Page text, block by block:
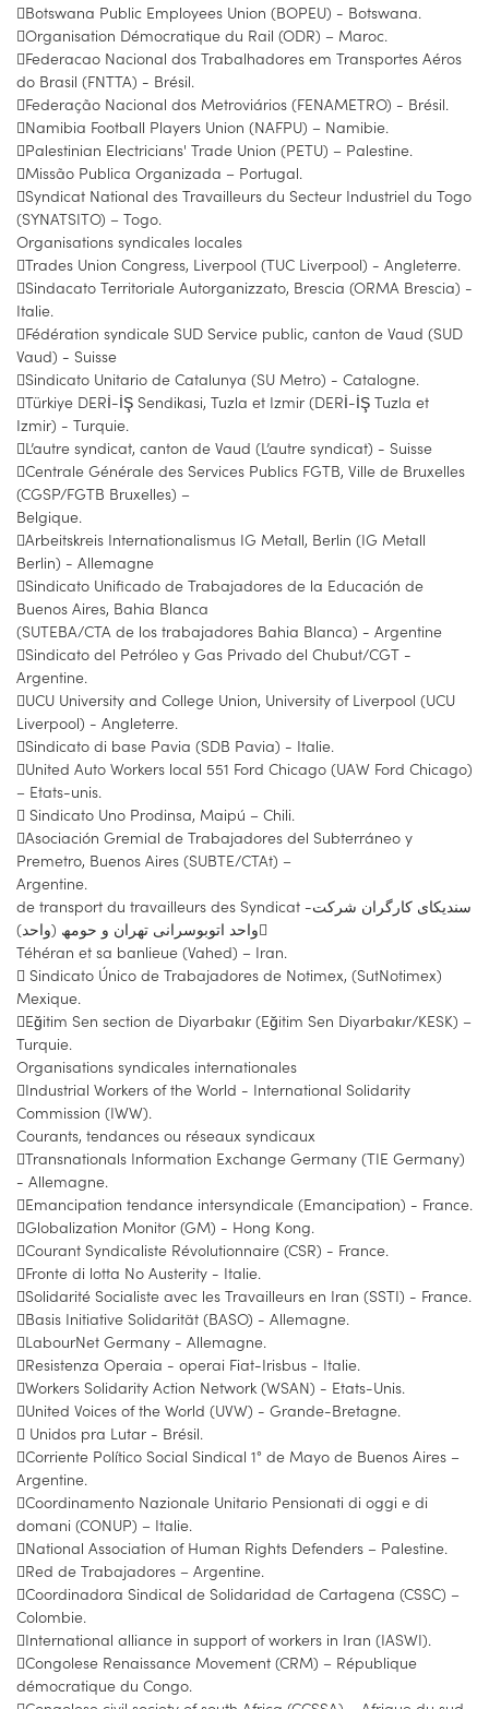
Botswana Public Employees Union (BOPEU) - Botswana.
Organisation Démocratique du Rail (ODR) – Maroc.
Federacao Nacional dos Trabalhadores em Transportes Aéros
do Brasil (FNTTA) - Brésil.
Federação Nacional dos Metroviários (FENAMETRO) - Brésil.
Namibia Football Players Union (NAFPU) – Namibie.
Palestinian Electricians' Trade Union (PETU) – Palestine.
Missão Publica Organizada – Portugal.
Syndicat National des Travailleurs du Secteur Industriel du Togo
(SYNATSITO) – Togo.
Organisations syndicales locales
Trades Union Congress, Liverpool (TUC Liverpool) - Angleterre.
Sindacato Territoriale Autorganizzato, Brescia (ORMA Brescia) -
Italie.
Fédération syndicale SUD Service public, canton de Vaud (SUD
Vaud) - Suisse
Sindicato Unitario de Catalunya (SU Metro) - Catalogne.
Türkiye DERİ-İŞ Sendikasi, Tuzla et Izmir (DERİ-İŞ Tuzla et
Izmir) - Turquie.
L’autre syndicat, canton de Vaud (L’autre syndicat) - Suisse
Centrale Générale des Services Publics FGTB, Ville de Bruxelles
(CGSP/FGTB Bruxelles) –
Belgique.
Arbeitskreis Internationalismus IG Metall, Berlin (IG Metall
Berlin) - Allemagne
Sindicato Unificado de Trabajadores de la Educación de
Buenos Aires, Bahia Blanca
(SUTEBA/CTA de los trabajadores Bahia Blanca) - Argentine
Sindicato del Petróleo y Gas Privado del Chubut/CGT -
Argentine.
UCU University and College Union, University of Liverpool (UCU
Liverpool) - Angleterre.
Sindicato di base Pavia (SDB Pavia) - Italie.
United Auto Workers local 551 Ford Chicago (UAW Ford Chicago)
– Etats-unis.
 Sindicato Uno Prodinsa, Maipú – Chili.
Asociación Gremial de Trabajadores del Subterráneo y
Premetro, Buenos Aires (SUBTE/CTAt) –
Argentine.
de transport du travailleurs des Syndicat -سندیکای کارگران شرکت
واحد اتوبوسرانی تھران و حومھ (واحد)
Téhéran et sa banlieue (Vahed) – Iran.
 Sindicato Único de Trabajadores de Notimex, (SutNotimex)
Mexique.
Eğitim Sen section de Diyarbakır (Eğitim Sen Diyarbakır/KESK) –
Turquie.
Organisations syndicales internationales
Industrial Workers of the World - International Solidarity
Commission (IWW).
Courants, tendances ou réseaux syndicaux
Transnationals Information Exchange Germany (TIE Germany)
- Allemagne.
Emancipation tendance intersyndicale (Emancipation) - France.
Globalization Monitor (GM) - Hong Kong.
Courant Syndicaliste Révolutionnaire (CSR) - France.
Fronte di lotta No Austerity - Italie.
Solidarité Socialiste avec les Travailleurs en Iran (SSTI) - France.
Basis Initiative Solidarität (BASO) - Allemagne.
LabourNet Germany - Allemagne.
Resistenza Operaia - operai Fiat-Irisbus - Italie.
Workers Solidarity Action Network (WSAN) - Etats-Unis.
United Voices of the World (UVW) - Grande-Bretagne.
 Unidos pra Lutar - Brésil.
Corriente Político Social Sindical 1° de Mayo de Buenos Aires –
Argentine.
Coordinamento Nazionale Unitario Pensionati di oggi e di
domani (CONUP) – Italie.
National Association of Human Rights Defenders – Palestine.
Red de Trabajadores – Argentine.
Coordinadora Sindical de Solidaridad de Cartagena (CSSC) –
Colombie.
International alliance in support of workers in Iran (IASWI).
Congolese Renaissance Movement (CRM) – République
démocratique du Congo.